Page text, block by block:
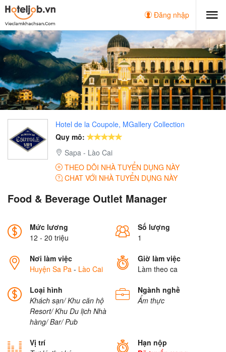
Đăng nhập
Hotel de la Coupole, MGallery Collection
Quy mô:
Sapa - Lào Cai
THEO DÕI NHÀ TUYỂN DỤNG NÀY
CHAT VỚI NHÀ TUYỂN DỤNG NÀY
Food & Beverage Outlet Manager
Mức lương
12 - 20 triệu
Số lượng
1
Nơi làm việc
Huyện Sa Pa - Lào Cai
Giờ làm việc
Làm theo ca
Loại hình
Khách sạn/ Khu căn hộ
Resort/ Khu Du lịch Nhà
hàng/ Bar/ Pub
Ngành nghề
Ẩm thực
Vị trí
Hạn nộp